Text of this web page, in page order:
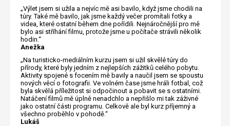
„Výlet jsem si užila a nejvíc mě asi bavilo, když jsme chodili na
túry. Také mě bavilo, jak jsme každý večer promítali fotky a
videa, které ostatní během dne pořídili. Nejnáročnější pro mě
bylo asi stříhání filmu, protože jsme u počítače strávili několik
hodin.“
Anežka
„Na turisticko-mediálním kurzu jsem si užil skvělé túry do
přírody, které byly jedním z nejlepších zážitků celého pobytu.
Aktivity spojené s focením mě bavily a naučil jsem se spoustu
nových věcí o fotografii. Ve volném čase jsme hráli fotbal, což
byla skvělá příležitost si odpočinout a pobavit se s ostatními.
Natáčení filmů mě úplně nenadchlo a nepřišlo mi tak záživné
jako ostatní části programu. Celkově ale byl kurz příjemný a
všechno proběhlo v pohodě.“
Lukáš